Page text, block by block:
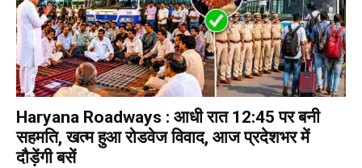
Haryana Roadways : आधी रात 12:45 पर बनी
सहमति, खत्म हुआ रोडवेज विवाद, आज प्रदेशभर में
दौड़ेंगी बसें